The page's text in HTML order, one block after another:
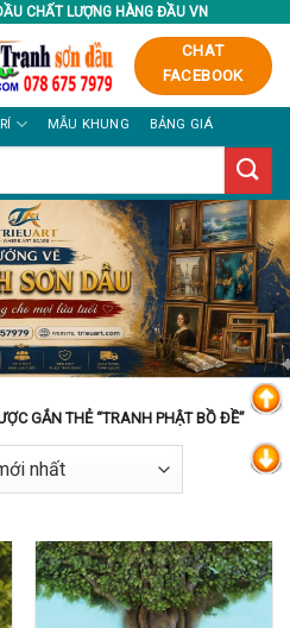
CHẤT LƯỢNG HÀNG ĐẦU VN
CHAT
FACEBOOK
MẪU KHUNG BẢNG GIÁ
GẮN THẺ “TRANH PHẬT BỒ ĐỀ”